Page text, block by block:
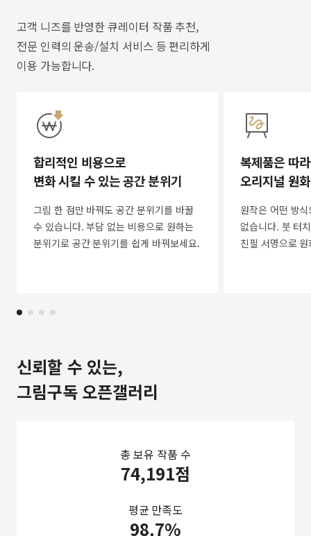
고객 니즈를 반영한 큐레이터 작품 추천,
전문 인력의 운송/설치 서비스 등 편리하게
이용 가능합니다.
합리적인 비용으로
변화 시킬 수 있는 공간 분위기
그림 한 점만 바꿔도 공간 분위기를 바꿀
수 있습니다. 부담 없는 비용으로 원하는
분위기로 공간 분위기를 쉽게 바꿔보세요.
복제품은 따
오리지널 원
원작은 어떤 방
없습니다. 붓 터
친필 서명으로
신뢰할 수 있는,
그림구독 오픈갤러리
총 보유 작품 수
74,191점
평균 만족도
98.7%